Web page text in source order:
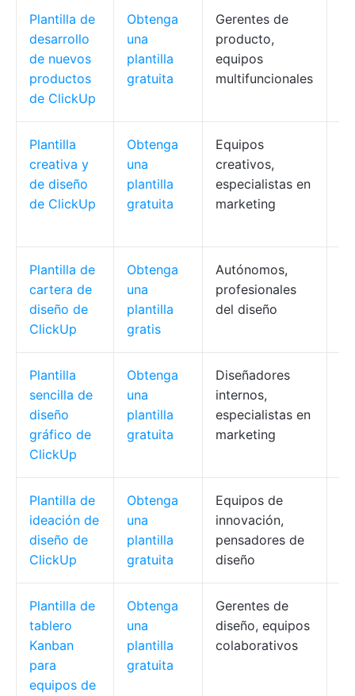
Plantilla de
desarrollo
de nuevos
productos
de ClickUp
Obtenga
una
plantilla
gratuita
Gerentes de
producto,
equipos
multifuncionales
Plantilla
creativa y
de diseño
de ClickUp
Obtenga
una
plantilla
gratuita
Equipos
creativos,
especialistas en
marketing
Plantilla de
cartera de
diseño de
ClickUp
Obtenga
una
plantilla
gratis
Autónomos,
profesionales
del diseño
Plantilla
sencilla de
diseño
gráfico de
ClickUp
Obtenga
una
plantilla
gratuita
Diseñadores
internos,
especialistas en
marketing
Plantilla de
ideación de
diseño de
ClickUp
Obtenga
una
plantilla
gratuita
Equipos de
innovación,
pensadores de
diseño
Plantilla de
tablero
Kanban
para
equipos de
Obtenga
una
plantilla
gratuita
Gerentes de
diseño, equipos
colaborativos